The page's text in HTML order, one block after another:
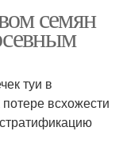
семян
туи в
всхожести